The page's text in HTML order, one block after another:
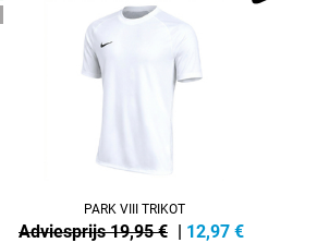
PARK VIII TRIKOT
Adviesprijs 19,95 € | 12,97 €